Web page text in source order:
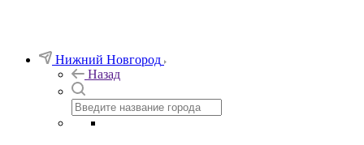
Нижний Новгород
Назад